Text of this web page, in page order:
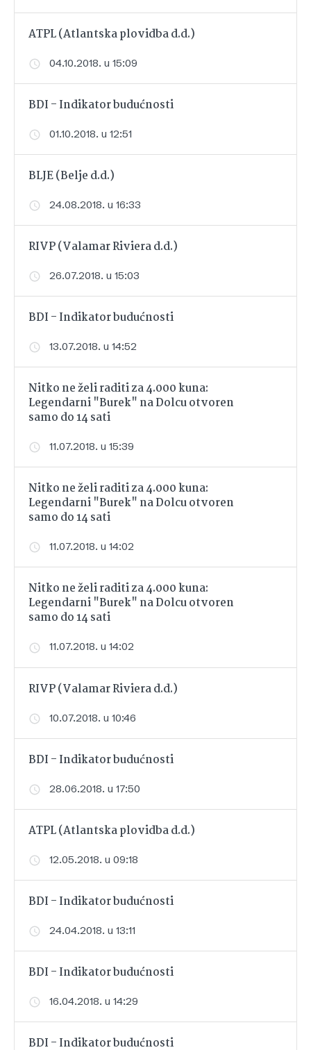
ATPL (Atlantska plovidba d.d.)
04.10.2018. u 15:09
BDI - Indikator budućnosti
01.10.2018. u 12:51
BLJE (Belje d.d.)
24.08.2018. u 16:33
RIVP (Valamar Riviera d.d.)
26.07.2018. u 15:03
BDI - Indikator budućnosti
13.07.2018. u 14:52
Nitko ne želi raditi za 4.000 kuna:
Legendarni "Burek" na Dolcu otvoren
samo do 14 sati
11.07.2018. u 15:39
Nitko ne želi raditi za 4.000 kuna:
Legendarni "Burek" na Dolcu otvoren
samo do 14 sati
11.07.2018. u 14:02
Nitko ne želi raditi za 4.000 kuna:
Legendarni "Burek" na Dolcu otvoren
samo do 14 sati
11.07.2018. u 14:02
RIVP (Valamar Riviera d.d.)
10.07.2018. u 10:46
BDI - Indikator budućnosti
28.06.2018. u 17:50
ATPL (Atlantska plovidba d.d.)
12.05.2018. u 09:18
BDI - Indikator budućnosti
24.04.2018. u 13:11
BDI - Indikator budućnosti
16.04.2018. u 14:29
BDI - Indikator budućnosti